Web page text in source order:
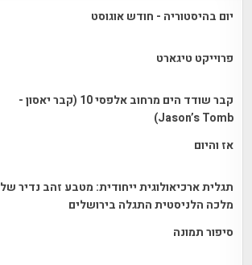
יום בהיסטוריה - חודש אוגוסט
פרוייקט טיגארט
קבר שודד הים מרחוב אלפסי 10 (קבר יאסון -
Jason’s Tomb)
אז והיום
תגלית ארכיאולוגית ייחודית: מטבע זהב נדיר של
מלכה הלניסטית התגלה בירושלים
סיפור תמונה